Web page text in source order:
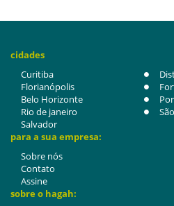
cidades
Curitiba
Florianópolis
Belo Horizonte
Rio de janeiro
Salvador
para a sua empresa:
Sobre nós
Contato
Assine
sobre o hagah: